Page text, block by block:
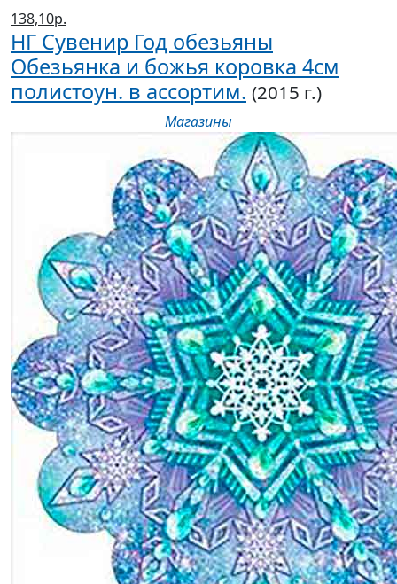
138,10р.
НГ Сувенир Год обезьяны
Обезьянка и божья коровка 4см
полистоун. в ассортим. (2015 г.)
Магазины